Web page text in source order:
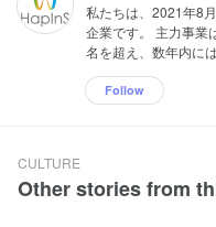
私たちは、2021年8
企業です。 主力事業
名を超え、数年内に
Follow
CULTURE
Other stories from